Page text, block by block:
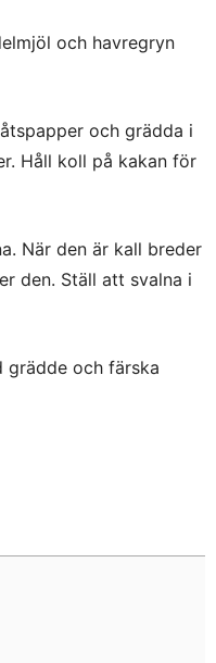
och havregryn
och grädda i
Håll koll på kakan för
När den är kall breder
den. Ställ att svalna i
grädde och färska